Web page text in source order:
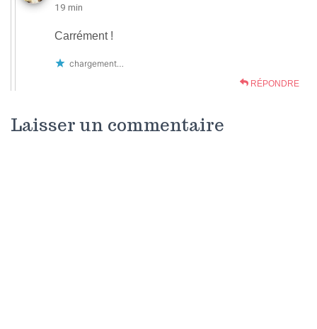
19 min
Carrément !
chargement…
RÉPONDRE
Laisser un commentaire